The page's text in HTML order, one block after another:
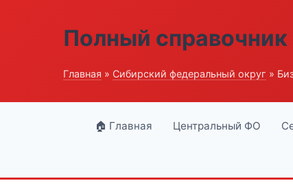
Полный справочник
Главная » Сибирский федеральный округ »
🏠 Главная Центральный ФО